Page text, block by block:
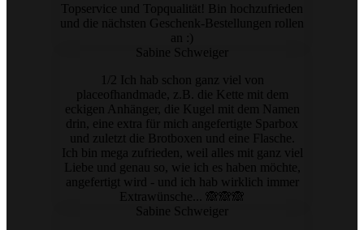
Topservice und Topqualität! Bin hochzufrieden
und die nächsten Geschenk-Bestellungen rollen
an :)
Sabine Schweiger
1/2 Ich hab schon ganz viel von
placeofhandmade, z.B. die Kette mit dem
eckigen Anhänger, die Kugel mit dem Namen
drin, eine extra für mich angefertigte Sparbox
und zuletzt die Brotboxen und eine Flasche.
Ich bin mega zufrieden, weil alles mit ganz viel
Liebe und genau so, wie ich es haben möchte,
angefertigt wird - und ich hab wirklich immer
Extrawünsche... 🙈🙈🙈
Sabine Schweiger